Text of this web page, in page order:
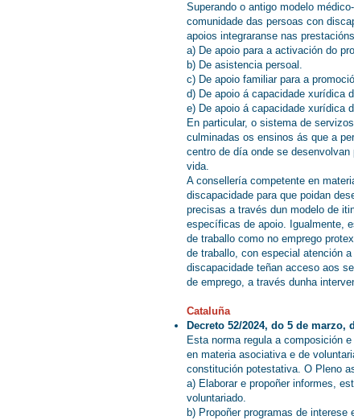
Superando o antigo modelo
comunidade das persoas con
apoios integraranse nas
a) De apoio para a activación do
b) De asistencia persoal.
c) De apoio familiar para a
d) De apoio á capacidade xurídica
e) De apoio á capacidade xurídica
En particular, o sistema de
culminadas os ensinos ás que a
centro de día onde se
vida.
A consellería competente en
discapacidade para que poidan
precisas a través dun modelo de
específicas de apoio. Igualmente,
de traballo como no emprego
de traballo, con especial atención
discapacidade teñan acceso aos
de emprego, a través dunha
Cataluña
Decreto 52/2024, do 5 de
Esta norma regula a composición
en materia asociativa e de
constitución potestativa. O Pleno
a) Elaborar e propoñer informes,
voluntariado.
b) Propoñer programas de